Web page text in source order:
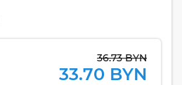
36.73 BYN
33.70 BYN